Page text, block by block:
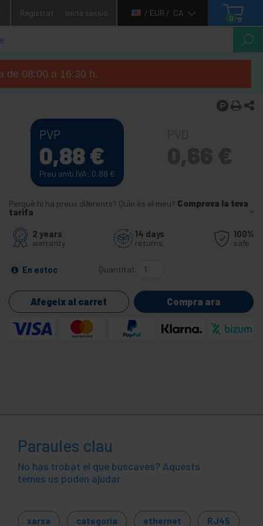
Registrat Inicia sessió / EUR / CA
0
de 08:00 a 16:30 h.
PVP
0,88€
Preu amb IVA: 0,88 €
Perquè hi ha preus diferents? Quin és el meu? Comprova la teva
tarifa
2 years
warranty
14 days
returns
100%
safe
En estoc Quantitat
Afegeix al carret Compra ara
Paraules clau
No has trobat el que buscaves? Aquests
temes us poden ajudar
xarxa categoria ethernet RJ45